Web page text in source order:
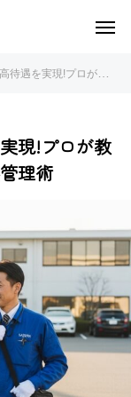
える、休憩時間で差がつく栄養管理術
現!プロが教
理術